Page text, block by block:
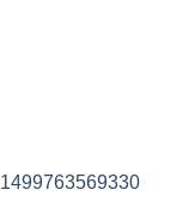
1499763569330